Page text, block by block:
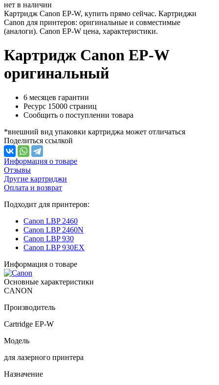
нет в наличии
Картридж Canon EP-W, купить прямо сейчас. Картриджи
Canon для принтеров: оригинальные и совместимые
(аналоги). Canon EP-W цена, характеристики.
Картридж Canon EP-W
оригинальный
6 месяцев гарантии
Ресурс 15000 страниц
Сообщить о поступлении товара
*внешний вид упаковки картриджа может отличаться
Поделиться ссылкой
Информация о товаре
Отзывы
Другие картриджи
Оплата и возврат
Подходит для принтеров:
Canon LBP 2460
Canon LBP 2460N
Canon LBP 930
Canon LBP 930EX
Информация о товаре
Основные характеристики
CANON
Производитель
Cartridge EP-W
Модель
для лазерного принтера
Назначение